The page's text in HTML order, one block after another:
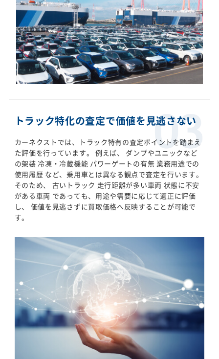
トラック特化の査定で価値を見逃さない
カーネクストでは、トラック特有の査定ポイントを踏まえ
た評価を行っています。 例えば、 ダンプやユニックなど
の架装 冷凍・冷蔵機能 パワーゲートの有無 業務用途での
使用履歴 など、乗用車とは異なる観点で査定を行います。
そのため、 古いトラック 走行距離が多い車両 状態に不安
がある車両 であっても、用途や需要に応じて適正に評価
し、 価値を見逃さずに買取価格へ反映することが可能で
す。